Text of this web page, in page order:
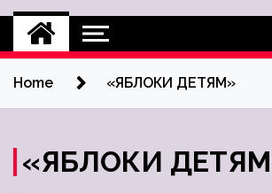
Home «ЯБЛОКИ ДЕТЯМ»
«ЯБЛОКИ